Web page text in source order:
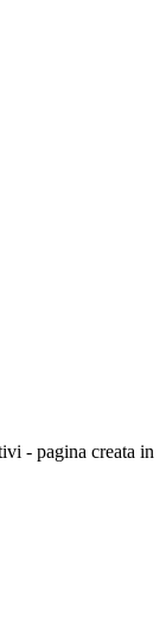
- pagina creata in